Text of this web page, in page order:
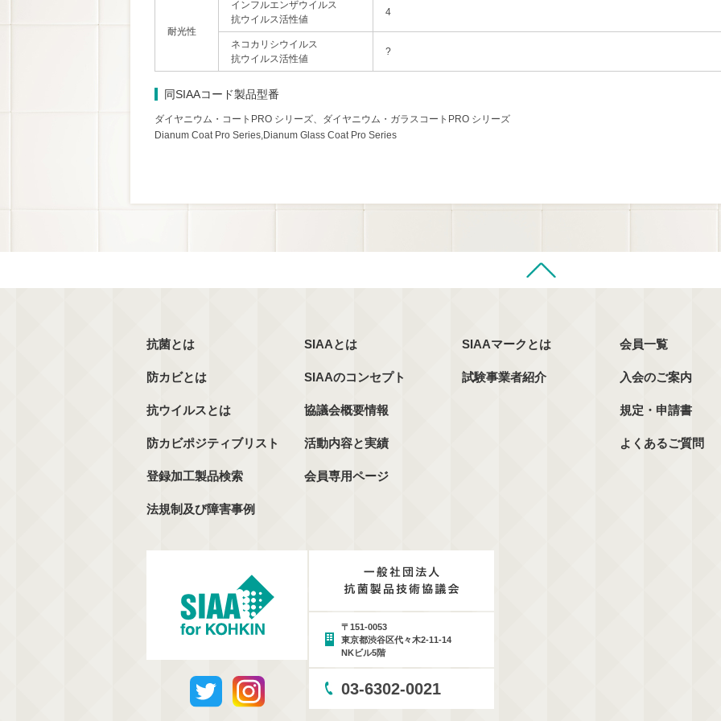
耐光性
インフルエンザウイルス
抗ウイルス活性値
4
ネコカリシウイルス
抗ウイルス活性値
?
同SIAAコード製品型番
ダイヤニウム・コートPRO シリーズ、ダイヤニウム・ガラスコートPRO シリーズ
Dianum Coat Pro Series,Dianum Glass Coat Pro Series
抗菌とは
防カビとは
抗ウイルスとは
防カビポジティブリスト
登録加工製品検索
法規制及び障害事例
SIAAとは
SIAAのコンセプト
協議会概要情報
活動内容と実績
会員専用ページ
SIAAマークとは
試験事業者紹介
会員一覧
入会のご案内
規定・申請書
よくあるご質問
〒151-0053
東京都渋谷区代々木2-11-14
NKビル5階
03-6302-0021